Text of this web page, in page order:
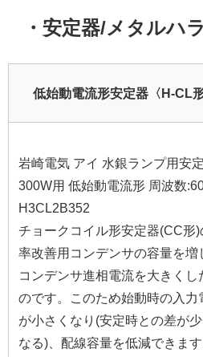
・安定器/メタルハ
低始動電流形安定器〈H-CL形
岩崎電気 アイ 水銀ランプ用安
300W用 低始動電流形 周波数
H3CL2B352
チョークコイル形安定器(CC形)
率改善用コンデンサの容量を増
コンデンサ進相電流を大きくし
のです。このため始動時の入力
が小さくなり(安定時との差が少
なる)、配線容量を低減できます